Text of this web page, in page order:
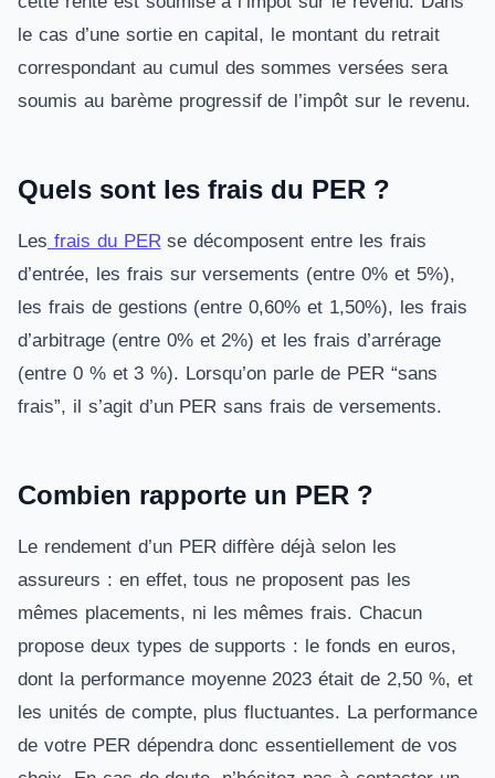
le cas d’une sortie en capital, le montant du retrait
correspondant au cumul des sommes versées sera
soumis au barème progressif de l’impôt sur le revenu.
Quels sont les frais du PER ?
Les frais du PERse décomposent entre les frais
d’entrée, les frais sur versements (entre 0% et 5%),
les frais de gestions (entre 0,60% et 1,50%), les frais
d’arbitrage (entre 0% et 2%) et les frais d’arrérage
(entre 0 % et 3 %). Lorsqu’on parle de PER “sans
frais”, il s’agit d’un PER sans frais de versements.
Combien rapporte un PER ?
Le rendement d’un PER diffère déjà selon les
assureurs : en effet, tous ne proposent pas les
mêmes placements, ni les mêmes frais. Chacun
propose deux types de supports : le fonds en euros,
dont la performance moyenne 2023 était de 2,50 %, et
les unités de compte, plus fluctuantes. La performance
de votre PER dépendra donc essentiellement de vos